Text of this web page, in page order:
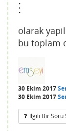
⋮⋮
olarak
bu toplam
30 Ekim 2017
30 Ekim 2017
Ilgili Bir Soru